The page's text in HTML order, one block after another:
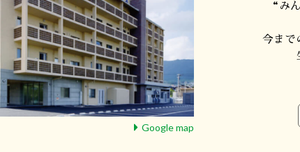
Google map
“み
今まで